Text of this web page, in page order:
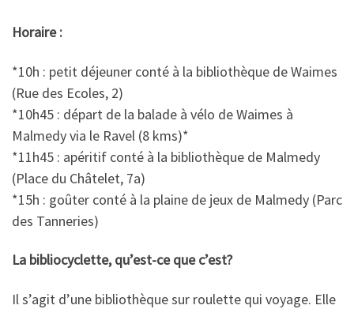
Horaire :
*10h : petit déjeuner conté à la bibliothèque de Waimes
(Rue des Ecoles, 2)
*10h45 : départ de la balade à vélo de Waimes à
Malmedy via le Ravel (8 kms)*
*11h45 : apéritif conté à la bibliothèque de Malmedy
(Place du Châtelet, 7a)
*15h : goûter conté à la plaine de jeux de Malmedy (Parc
des Tanneries)
La bibliocyclette, qu’est-ce que c’est?
Il s’agit d’une bibliothèque sur roulette qui voyage. Elle